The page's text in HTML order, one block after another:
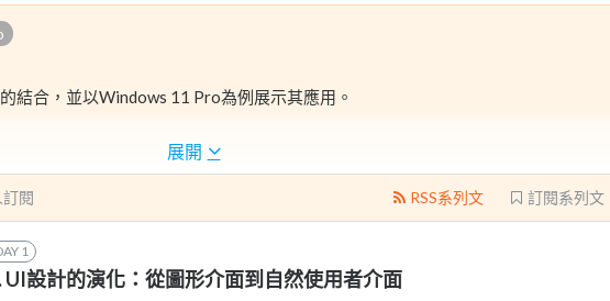
結合，並以Windows 11 Pro為例展示其應用。
面到自然使用者介面的演化，AI技術在UI設計中的應用，以及語音、手勢和增強
聯網、虛擬實境、汽車、金融和醫療等領域的應用。
道德倫理及就業市場等挑戰。
其對未來社會的影響。
展開
訂閱 訂閱系列文
RSS系列文
1
UI設計的演化：從圖形介面到自然使用者介面